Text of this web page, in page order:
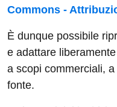
Commons -
È dunque possibile
e adattare
a scopi commerciali,
fonte.